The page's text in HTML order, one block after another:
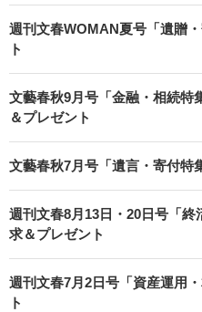
週刊文春WOMAN夏号「遺贈
ト
文藝春秋9月号「金融・相続特
＆プレゼント
文藝春秋7月号「遺言・寄付特
週刊文春8月13日・20日号「
求＆プレゼント
週刊文春7月2日号「資産運用
ト